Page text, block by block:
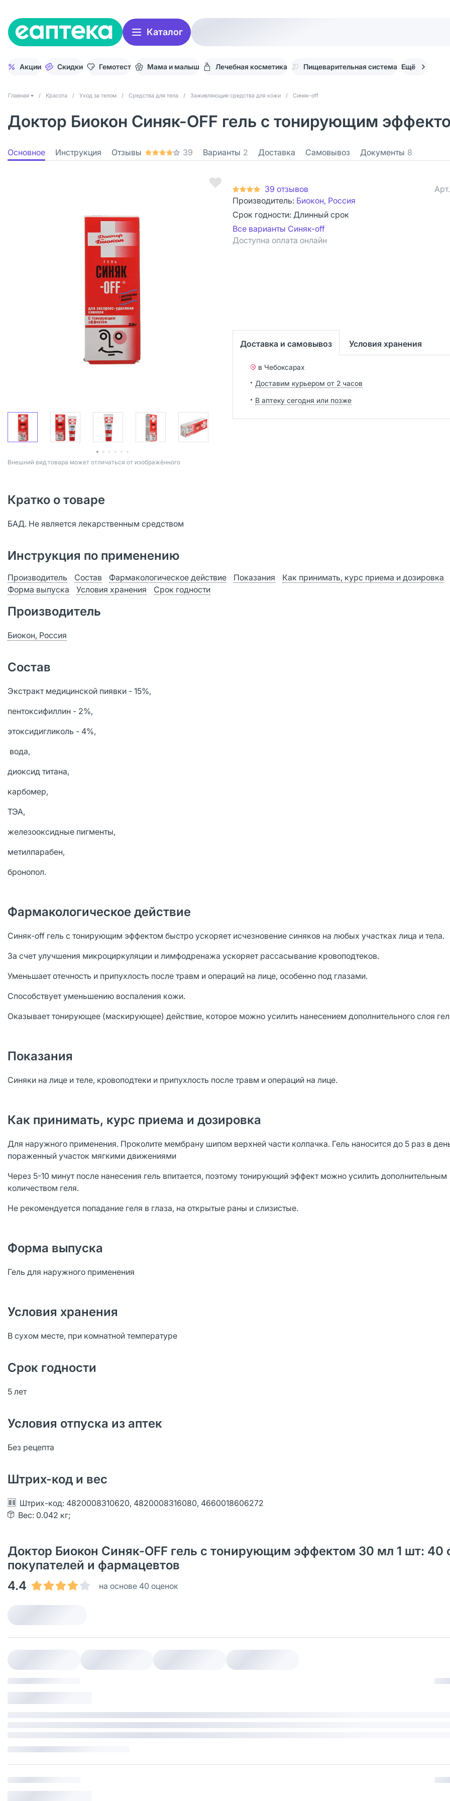
Каталог
Акции Скидки Гемотест Мама и малыш Лечебная косметика Пищеварительная система Ещё
Главная / Красота / Уход за телом / Средства для тела / Заживляющие средства для кожи / Синяк-off
Доктор Биокон Синяк-OFF гель с тонирующим
Основное Инструкция Отзывы 39 Варианты 2 Доставка Самовывоз Документы 8
Bнешний вид товара может отличаться от изображённого
39 отзывов
Производитель: Биокон, Россия
Срок годности: Длинный срок
Все варианты Синяк-off
Доступна оплата онлайн
Доставка и самовывоз Условия хранения
в Чебоксарах
Доставим курьером от 2 часов
В аптеку сегодня или позже
Кратко о товаре
БАД. Не является лекарственным средством
Инструкция по применению
Производитель Состав Фармакологическое действие Показания
Как принимать, курс приема и дозировка
Форма выпуска
Условия хранения Срок годности
Производитель
Биокон, Россия
Состав
Экстракт медицинской пиявки - 15%,
пентоксифиллин - 2%,
этоксидигликоль - 4%,
вода,
диоксид титана,
карбомер,
ТЭА,
железооксидные пигменты,
метилпарабен,
бронопол.
Фармакологическое действие
Синяк-off гель с тонирующим эффектом быстро ускоряет исчезновение синяков на любых участках лица и тела.
За счет улучшения микроциркуляции и лимфодренажа ускоряет рассасывание кровоподтеков.
Уменьшает отечность и припухлость после травм и операций на лице, особенно под глазами.
Способствует уменьшению воспаления кожи.
Оказывает тонирующее (маскирующее) действие, которое можно усилить нанесением дополнительного слоя
Показания
Синяки на лице и теле, кровоподтеки и припухлость после травм и операций на лице.
Как принимать, курс приема и дозировка
Для наружного применения. Проколите мембрану шипом верхней части колпачка. Гель наносится до 5 раз в
пораженный участок мягкими движениями
Через 5-10 минут после нанесения гель впитается, поэтому тонирующий эффект можно усилить дополнительным
количеством геля.
Не рекомендуется попадание геля в глаза, на открытые раны и слизистые.
Форма выпуска
Гель для наружного применения
Условия хранения
В сухом месте, при комнатной температуре
Срок годности
5 лет
Условия отпуска из аптек
Без рецепта
Штрих-код и вес
Штрих-код: 4820008310620, 4820008316080, 4660018606272
Вес: 0.042 кг;
Доктор Биокон Синяк-OFF гель с тонирующим эффектом 30 мл 1 шт: 40
покупателей и фармацевтов
4.4
на основе 40 оценок